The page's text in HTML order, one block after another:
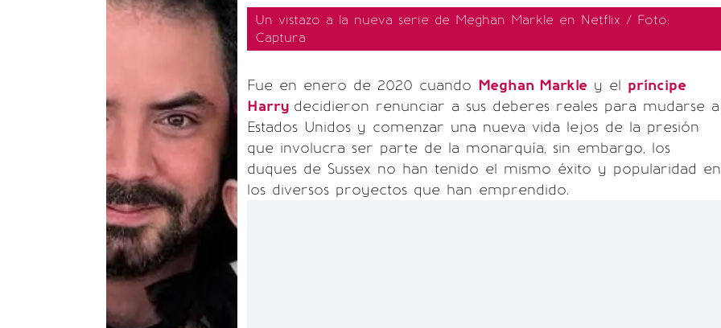
Un vistazo a la nueva serie de Meghan Markle en Netflix / Foto:
Captura
Fue en enero de 2020 cuando Meghan Markle y el príncipe
Harry decidieron renunciar a sus deberes reales para mudarse a
Estados Unidos y comenzar una nueva vida lejos de la presión
que involucra ser parte de la monarquía, sin embargo, los
duques de Sussex no han tenido el mismo éxito y popularidad en
los diversos proyectos que han emprendido.